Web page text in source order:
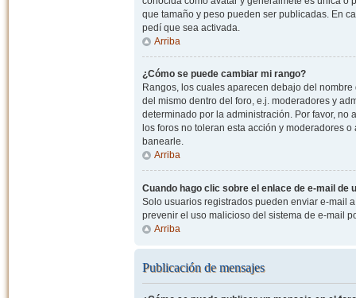
que tamaño y peso pueden ser publicadas. En
pedí que sea activada.
Arriba
¿Cómo se puede cambiar mi rango?
Rangos, los cuales aparecen debajo del
del mismo dentro del foro, e.j. moderadores y
determinado por la administración. Por favor,
los foros no toleran esta acción y moderadores
banearle.
Arriba
Cuando hago clic sobre el enlace de e-mail de
Solo usuarios registrados pueden enviar e-mail
prevenir el uso malicioso del sistema de e-mail
Arriba
Publicación de mensajes